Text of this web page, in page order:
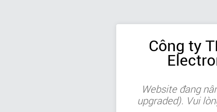
Công ty
Website đang
upgraded). Vui